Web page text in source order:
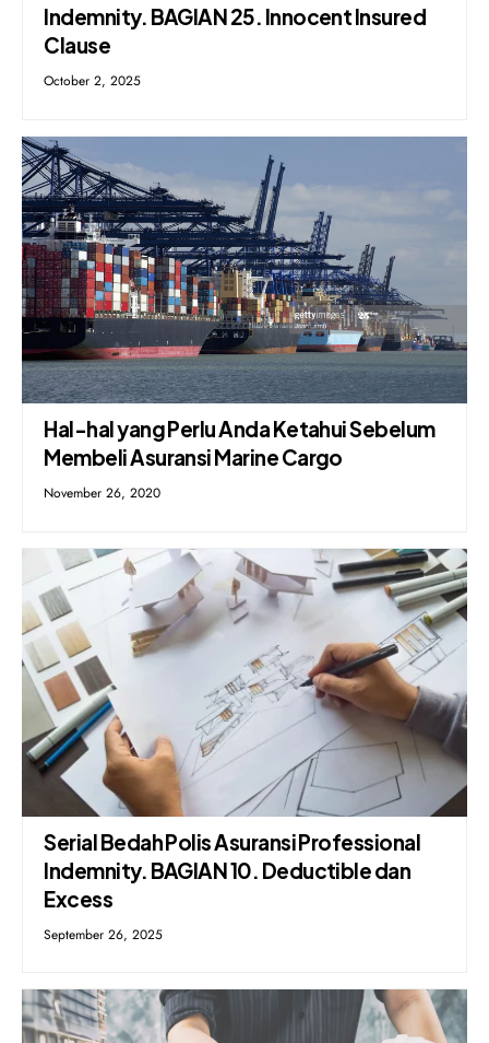
Indemnity. BAGIAN 25. Innocent Insured
Clause
October 2, 2025
Hal-hal yang Perlu Anda Ketahui Sebelum
Membeli Asuransi Marine Cargo
November 26, 2020
Serial Bedah Polis Asuransi Professional
Indemnity. BAGIAN 10. Deductible dan
Excess
September 26, 2025